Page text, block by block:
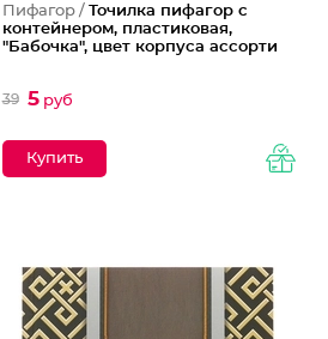
Пифагор /
Точилка пифагор с
контейнером, пластиковая,
"Бабочка", цвет корпуса ассорти
39 5руб